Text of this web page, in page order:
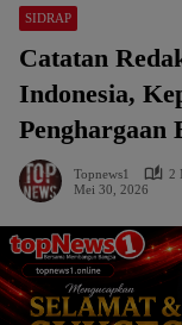
SIDRAP
Catatan
Indonesia,
Penghargaan
Topnews1
2
Mei 30, 2026